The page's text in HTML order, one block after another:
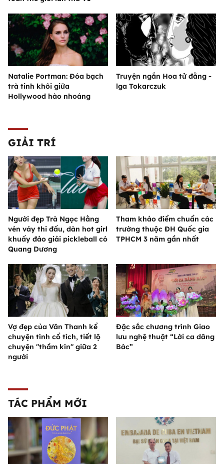
Natalie Portman: Đóa bạch
trà tinh khôi giữa
Hollywood hào nhoáng
Truyện ngắn Hoa tử đằng -
lga Tokarczuk
GIẢI TRÍ
Người đẹp Trà Ngọc Hằng
vén váy thi đấu, dàn hot girl
khuấy đảo giải pickleball có
Quang Dương
Tham khảo điểm chuẩn các
trường thuộc ĐH Quốc gia
TPHCM 3 năm gần nhất
Vợ đẹp của Văn Thanh kể
chuyện tình cổ tích, tiết lộ
chuyện "thầm kín" giữa 2
người
Đặc sắc chương trình Giao
lưu nghệ thuật “Lời ca dâng
Bác”
TÁC PHẨM MỚI